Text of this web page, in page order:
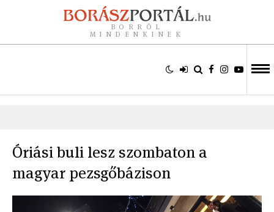
BORRÓL
MINDENKINEK
Óriási buli lesz szombaton a
magyar pezsgőbázison